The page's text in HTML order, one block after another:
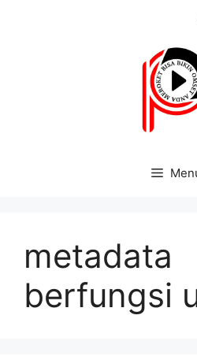
metadata
berfungsi